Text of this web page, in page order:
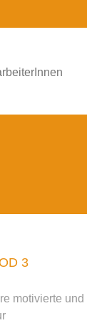
3
motivierte und